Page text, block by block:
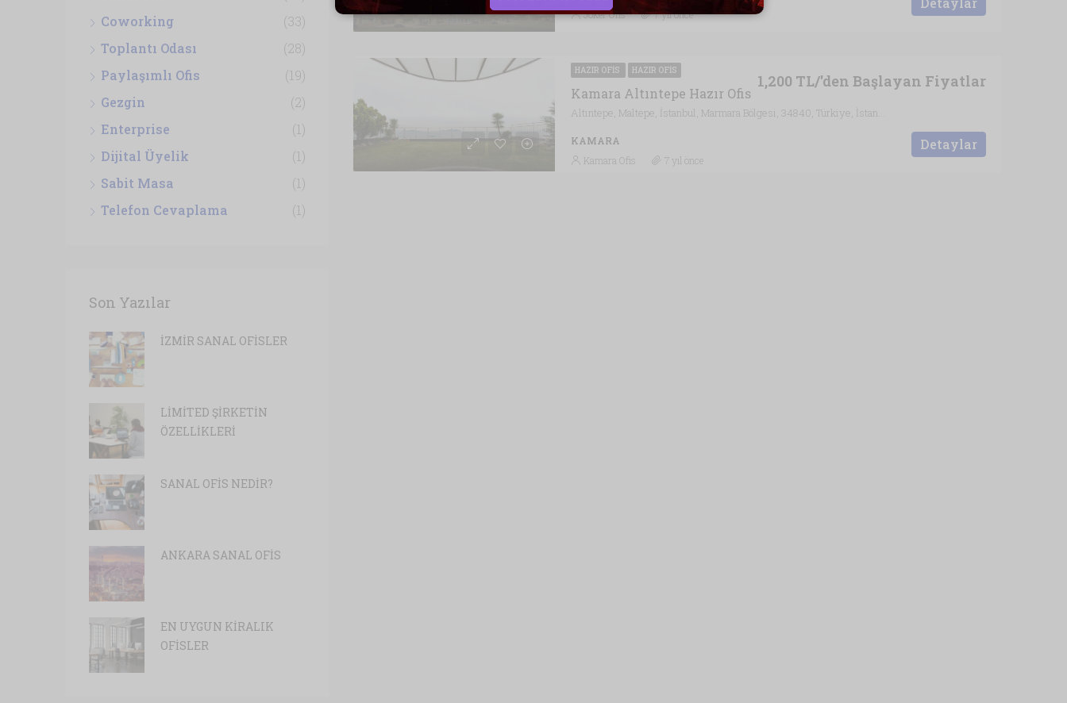
Joker Ofis 7 yıl önce
HAZIR OFIS HAZIR OFIS
Kamara Altıntepe Hazır Ofis
1,200 TL/'den Başlayan Fiyatlar
KAMARA Detaylar
Kamara Ofis 7 yıl önce
Coworking
(33)
Toplantı Odası
(28)
Paylaşımlı Ofis
(19)
Gezgin
(2)
Enterprise
(1)
Dijital Üyelik
(1)
Sabit Masa
(1)
Telefon Cevaplama
(1)
Son Yazılar
İZMİR SANAL OFİSLER
LİMİTED ŞİRKETİN
ÖZELLİKLERİ
SANAL OFİS NEDİR?
ANKARA SANAL OFİS
EN UYGUN KİRALIK
OFİSLER